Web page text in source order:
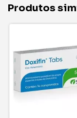
Produtos